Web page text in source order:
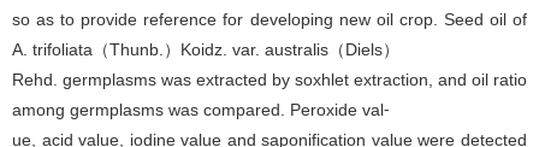
so as to provide reference for developing new oil crop. Seed oil of
A. trifoliata（Thunb.）Koidz. var. australis（Diels）
Rehd. germplasms was extracted by soxhlet extraction, and oil ratio
among germplasms was compared. Peroxide val⁃
ue, acid value, iodine value and saponification value were detected